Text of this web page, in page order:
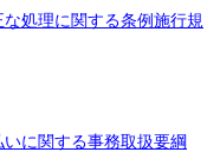
処理に関する条例施行規
に関する事務取扱要綱